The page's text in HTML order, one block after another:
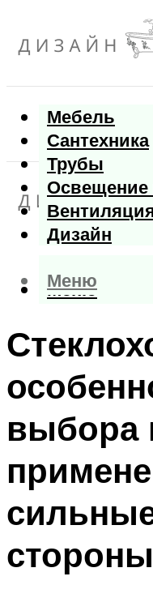
Мебель
Сантехника
Трубы
Освещение
Дизайн
Меню
Меню
выбора
стороны